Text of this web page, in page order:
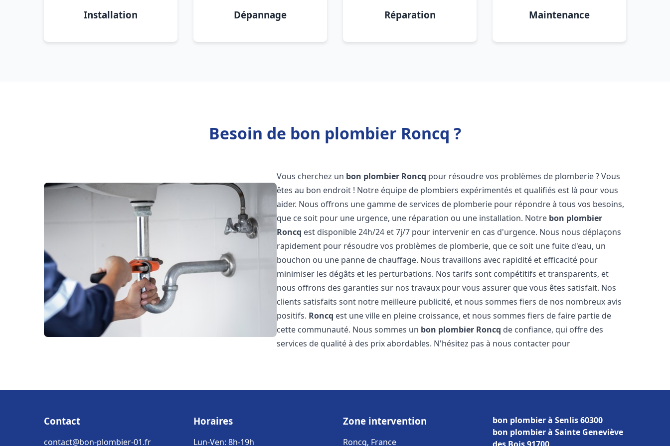
Installation Dépannage Réparation Maintenance
Besoin de bon plombier Roncq ?
Vous cherchez un bon plombier Roncq pour résoudre vos problèmes de plomberie ? Vous
êtes au bon endroit ! Notre équipe de plombiers expérimentés et qualifiés est là pour vous
aider. Nous offrons une gamme de services de plomberie pour répondre à tous vos besoins,
que ce soit pour une urgence, une réparation ou une installation. Notre bon plombier
Roncq est disponible 24h/24 et 7j/7 pour intervenir en cas d'urgence. Nous nous déplaçons
rapidement pour résoudre vos problèmes de plomberie, que ce soit une fuite d'eau, un
bouchon ou une panne de chauffage. Nous travaillons avec rapidité et efficacité pour
minimiser les dégâts et les perturbations. Nos tarifs sont compétitifs et transparents, et
nous offrons des garanties sur nos travaux pour vous assurer que vous êtes satisfait. Nos
clients satisfaits sont notre meilleure publicité, et nous sommes fiers de nos nombreux avis
positifs. Roncq est une ville en pleine croissance, et nous sommes fiers de faire partie de
cette communauté. Nous sommes un bon plombier Roncq de confiance, qui offre des
services de qualité à des prix abordables. N'hésitez pas à nous contacter pour
Contact
contact@bon-plombier-01.fr
Horaires
Lun-Ven: 8h-19h
Zone intervention
Roncq, France
bon plombier à Senlis 60300
bon plombier à Sainte Geneviève